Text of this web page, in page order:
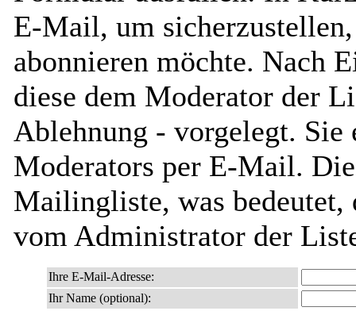
E-Mail, um
abonnieren möchte. Nach
diese dem Moderator der
Ablehnung - vorgelegt. Sie
Moderators per E-Mail.
Mailingliste, was bedeutet,
vom Administrator der
Ihre E-Mail-Adresse:
Ihr Name (optional):